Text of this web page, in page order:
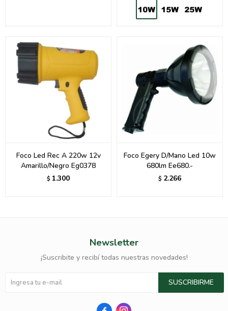
Foco Led Rec A 220w 12v
Amarillo/Negro Eg0378
$ 1.300
Foco Egery D/Mano Led 10w
680lm Ee680.-
$ 2.266
Newsletter
¡Suscribite y recibí todas nuestras novedades!
SUSCRIBIRME